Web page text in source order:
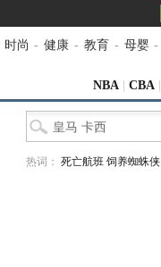
时尚 - 健康 - 教育 - 母婴 -
NBA CBA
热词： 死亡航班 饲养蜘蛛侠